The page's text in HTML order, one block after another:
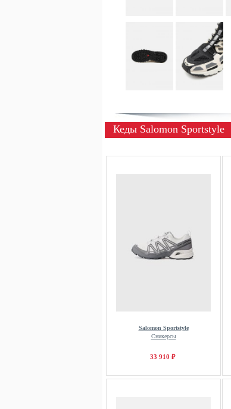
Кеды Salomon Sportstyle
Salomon Sportstyle
Сникерсы
33 910 ₽